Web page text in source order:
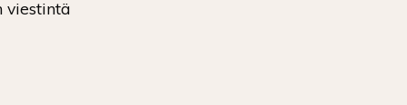
viestintä